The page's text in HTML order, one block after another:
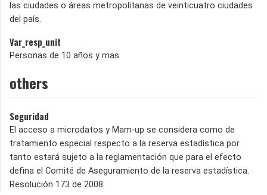
las ciudades o áreas metropolitanas de veinticuatro ciudades
del país.
Var_resp_unit
Personas de 10 años y mas
others
Seguridad
El acceso a microdatos y Mam-up se considera como de
tratamiento especial respecto a la reserva estadística por
tanto estará sujeto a la reglamentación que para el efecto
defina el Comité de Aseguramiento de la reserva estadística.
Resolución 173 de 2008.